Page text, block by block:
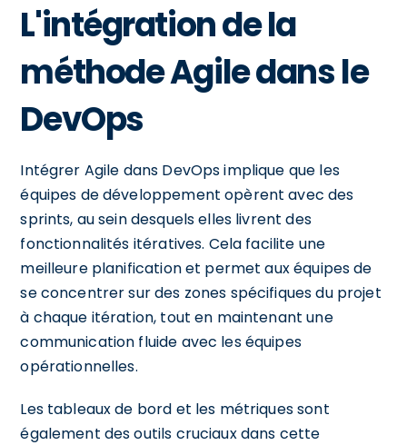
L'intégration de la
méthode Agile dans le
DevOps
Intégrer Agile dans DevOps implique que les
équipes de développement opèrent avec des
sprints, au sein desquels elles livrent des
fonctionnalités itératives. Cela facilite une
meilleure planification et permet aux équipes de
se concentrer sur des zones spécifiques du projet
à chaque itération, tout en maintenant une
communication fluide avec les équipes
opérationnelles.
Les tableaux de bord et les métriques sont
également des outils cruciaux dans cette